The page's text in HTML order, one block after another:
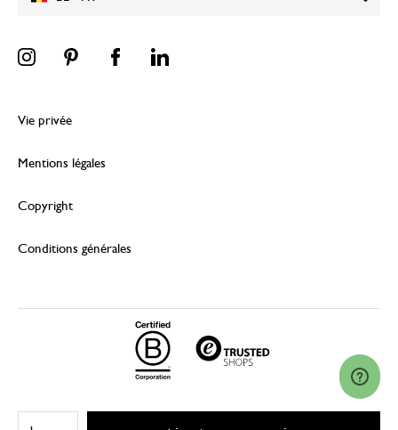
Vie privée
Mentions légales
Copyright
Conditions générales
© 2026 Dille & Kamille (Nederland) B.V.